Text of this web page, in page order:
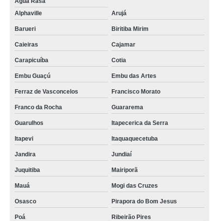
Alphaville
Arujá
Barueri Biritiba Mirim
Caieiras Cajamar
Carapicuíba Cotia
Embu Guaçú Embu das Artes
Ferraz de Vasconcelos Francisco Morato
Franco da Rocha Guararema
Guarulhos Itapecerica da Serra
Itapevi Itaquaquecetuba
Jandira Jundiaí
Juquitiba Mairiporã
Mauá Mogi das Cruzes
Osasco Pirapora do Bom Jesus
Poá Ribeirão Pires